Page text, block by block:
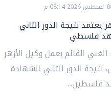
يعتمد نتيجة الدور الثاني
فلسطي
القائم بعمل وكيل الأزهر
نتيجة الدور الثاني للشهادة
فلسطين...